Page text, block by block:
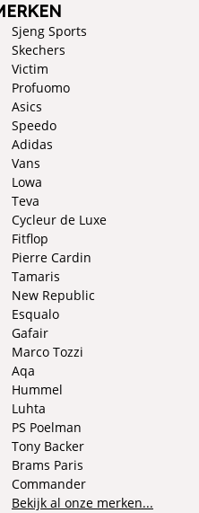
Sjeng Sports
Skechers
Victim
Profuomo
Asics
Speedo
Adidas
Vans
Lowa
Teva
Cycleur de Luxe
Fitflop
Pierre Cardin
Tamaris
New Republic
Esqualo
Gafair
Marco Tozzi
Aqa
Hummel
Luhta
PS Poelman
Tony Backer
Brams Paris
Commander
Bekijk al onze merken...